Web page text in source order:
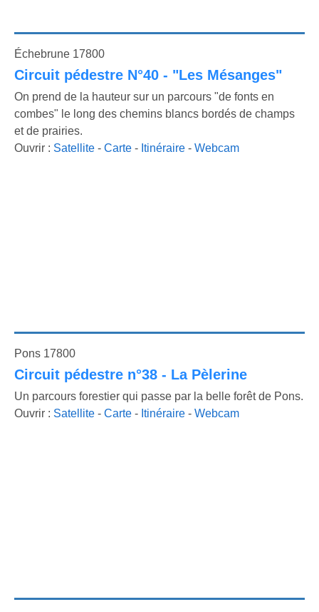
Échebrune 17800
Circuit pédestre N°40 - "Les Mésanges"
On prend de la hauteur sur un parcours "de fonts en
combes" le long des chemins blancs bordés de champs
et de prairies.
Ouvrir : Satellite - Carte - Itinéraire - Webcam
Pons 17800
Circuit pédestre n°38 - La Pèlerine
Un parcours forestier qui passe par la belle forêt de Pons.
Ouvrir : Satellite - Carte - Itinéraire - Webcam